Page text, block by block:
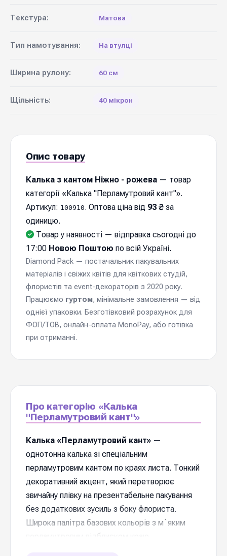
Текстура: Матова
Тип намотування: На втулці
Ширина рулону: 60 см
Щільність: 40 мікрон
Опис товару
Калька з кантом Ніжно - рожева — товар
категорії «Калька "Перламутровий кант"».
Артикул: 100910. Оптова ціна від 93 ₴ за
одиницю.
Товар у наявності — відправка cьогодні до
17:00 Новою Поштою по всій Україні.
Diamond Pack — постачальник пакувальних
матеріалів і свіжих квітів для квіткових студій,
флористів та event-декораторів з 2020 року.
Працюємо гуртом, мінімальне замовлення — від
однієї упаковки. Безготівковий розрахунок для
ФОП/ТОВ, онлайн-оплата MonoPay, або готівка
при отриманні.
Про категорію «Калька
"Перламутровий кант"»
Калька «Перламутровий кант» —
однотонна калька зі спеціальним
перламутровим кантом по краях листа. Тонкий
декоративний акцент, який перетворює
звичайну плівку на презентабельне пакування
без додаткових зусиль з боку флориста.
Широка палітра базових кольорів з м`яким
перламутровим відблиском краю.